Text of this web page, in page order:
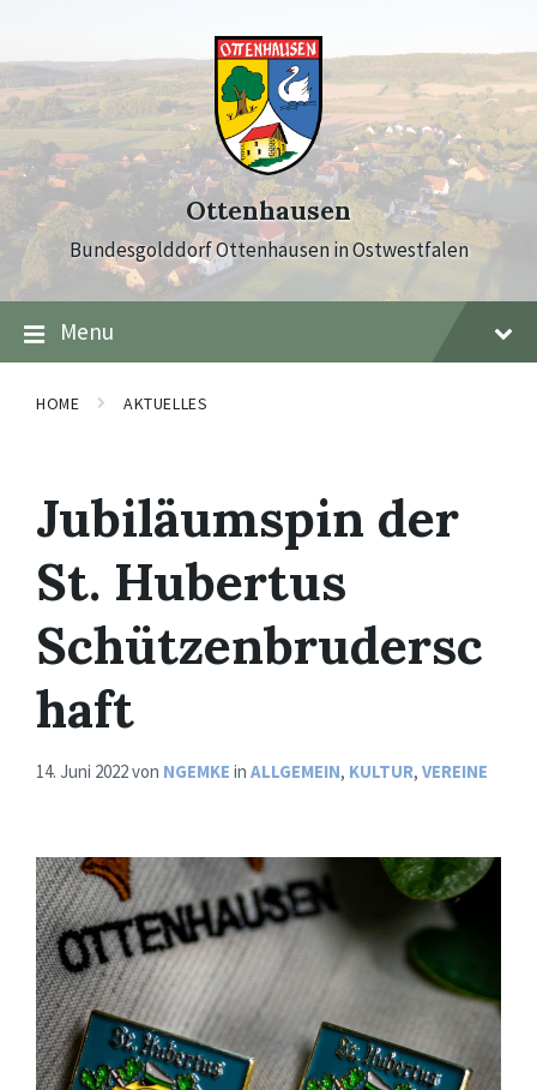
content
main
navigation
footer
Ottenhausen
Bundesgolddorf Ottenhausen in Ostwestfalen
Menu
HOME AKTUELLES
Jubiläumspin der
St. Hubertus
Schützenbrudersc
haft
14. Juni 2022von NGEMKE in ALLGEMEIN, KULTUR, VEREINE